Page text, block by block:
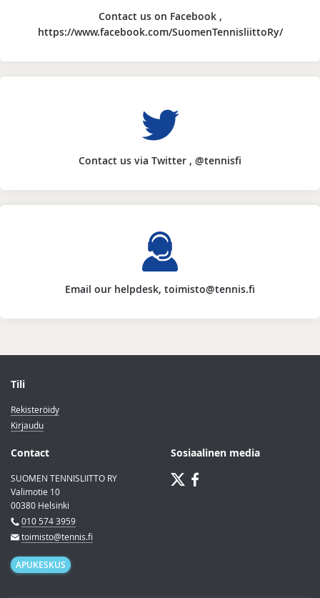
Contact us on Facebook ,
https://www.facebook.com/SuomenTennisliittoRy/
Contact us via Twitter , @tennisfi
Email our helpdesk, toimisto@tennis.fi
Tili
Rekisteröidy
Kirjaudu
Contact
SUOMEN TENNISLIITTO RY
Valimotie 10
00380 Helsinki
010 574 3959
toimisto@tennis.fi
APUKESKUS
Sosiaalinen media